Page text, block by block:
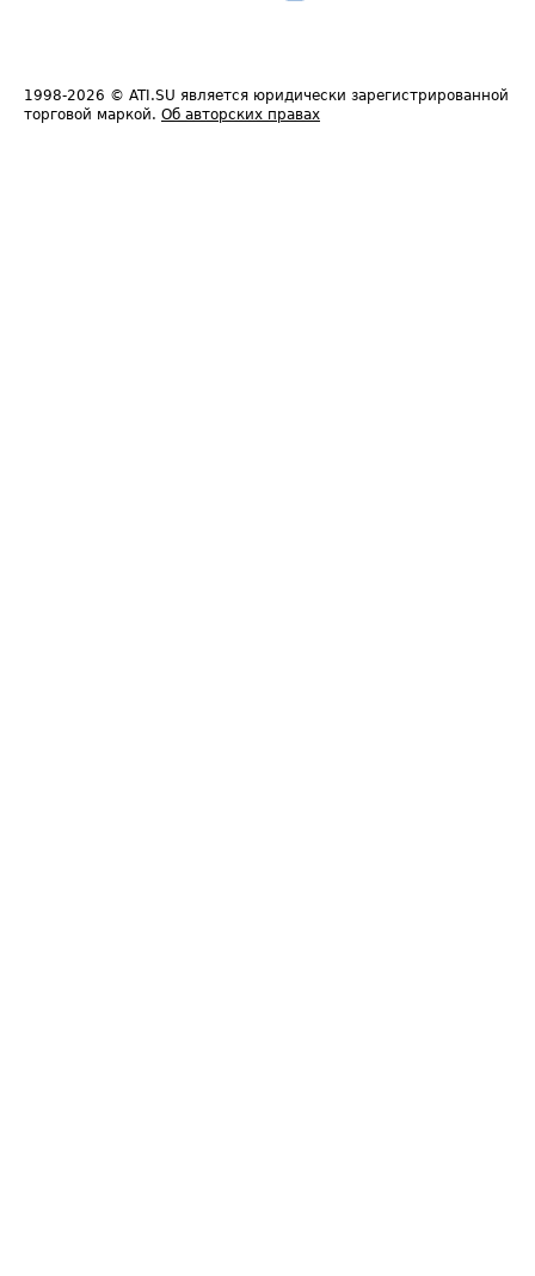
1998-2026 © ATI.SU является юридически зарегистрированной
торговой маркой. Об авторских правах